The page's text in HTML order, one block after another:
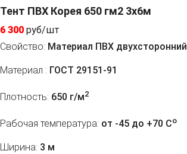
Тент ПВХ Корея 650 гм2 3х6м
6 300 руб/шт
Свойство: Материал ПВХ двухсторонний
Материал : ГОСТ 29151-91
Плотность: 650 г/м2
Рабочая температура: от -45 до +70 Co
Ширина: 3 м